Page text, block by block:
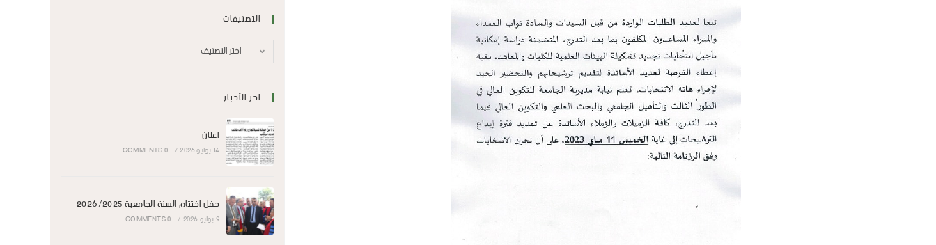
التصنيفات
اختر التصنيف
اخر الأخبار
اعلان
14 يوليو 2026 /
0 COMMENTS
حفل اختتام السنة الجامعية 2026/2025
9 يوليو 2026 /
0 COMMENTS